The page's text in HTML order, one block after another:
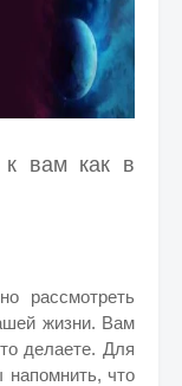
к вам как в
рассмотреть
жизни. Вам
делаете. Для
напомнить, что